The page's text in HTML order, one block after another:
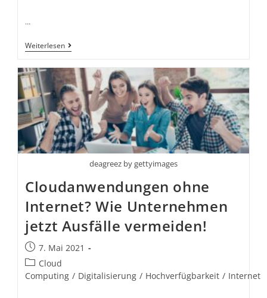
…
Weiterlesen
deagreez by gettyimages
Cloudanwendungen ohne
Internet? Wie Unternehmen
jetzt Ausfälle vermeiden!
7. Mai 2021
Cloud
Computing / Digitalisierung / Hochverfügbarkeit / Internet